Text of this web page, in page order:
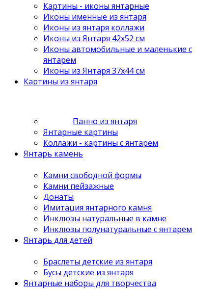
Картины - иконы янтарные
Иконы именные из янтаря
Иконы из янтаря коллажи
Иконы из Янтаря 42х52 см
Иконы автомобильные и маленькие с
янтарем
Иконы из Янтаря 37х44 см
Картины из янтаря
Панно из янтаря
Янтарные картины
Коллажи - картины с янтарем
Янтарь камень
Камни свободной формы
Камни пейзажные
Донаты
Имитация янтарного камня
Инклюзы натуральные в камне
Инклюзы полунатуральные с янтарем
Янтарь для детей
Браслеты детские из янтаря
Бусы детские из янтаря
Янтарные наборы для творчества